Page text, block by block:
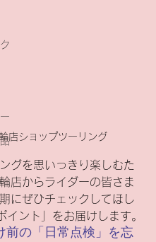
店ショップツーリング
グを思いっきり楽しむた
店からライダーの皆さま
にぜひチェックしてほし
イント」をお届けします。
前の「日常点検」を忘